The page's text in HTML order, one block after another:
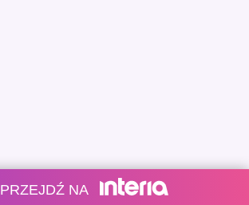
PRZEJDŹ NA